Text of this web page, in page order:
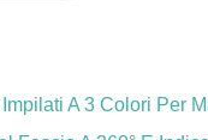
A 3 Colori Per